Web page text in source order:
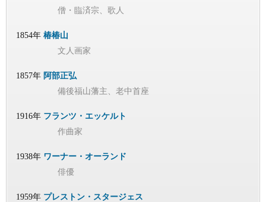
僧・臨済宗、歌人
1854年 椿椿山
文人画家
1857年 阿部正弘
備後福山藩主、老中首座
1916年 フランツ・エッケルト
作曲家
1938年 ワーナー・オーランド
俳優
1959年 プレストン・スタージェス